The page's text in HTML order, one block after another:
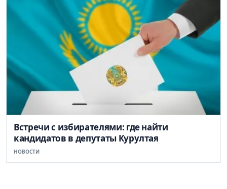
Встречи с избирателями: где найти
кандидатов в депутаты Курултая
НОВОСТИ